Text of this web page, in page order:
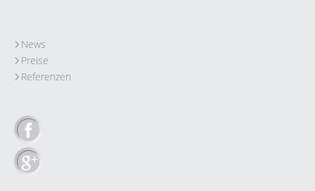
News
Preise
Referenzen